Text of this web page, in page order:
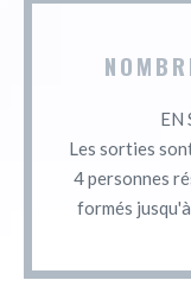
EN
Les sorties
4 personnes
formés